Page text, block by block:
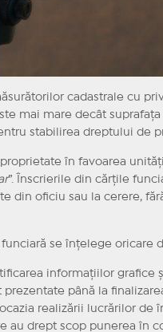
cadastrale cu
mai mare decât
stabilirea dreptului de
în favoarea
”. Înscrierile din cărţile
din oficiu sau la cerere,
se înţelege oricare
informaţiilor grafice
până la
realizării lucrărilor de
au drept scop punerea în